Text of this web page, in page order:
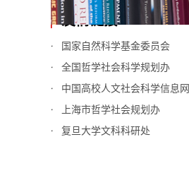
友情链接
国家自然科学基金委员会
全国哲学社会科学规划办
中国高校人文社会科学信息网
上海市哲学社会规划办
复旦大学文科科研处